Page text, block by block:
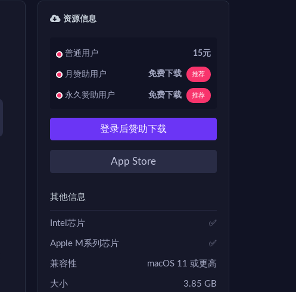
资源信息
普通用户 15元
月赞助用户 免费下载 推荐
永久赞助用户 免费下载 推荐
登录后赞助下载
App Store
其他信息
Intel芯片 ✅
Apple M系列芯片 ✅
兼容性 macOS 11 或更高
大小 3.85 GB